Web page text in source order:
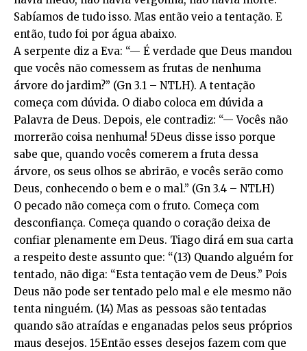
Sabíamos de tudo isso. Mas então veio a tentação. E
então, tudo foi por água abaixo.
A serpente diz a Eva: “— É verdade que Deus mandou
que vocês não comessem as frutas de nenhuma
árvore do jardim?” (Gn 3.1 – NTLH). A tentação
começa com dúvida. O diabo coloca em dúvida a
Palavra de Deus. Depois, ele contradiz: “— Vocês não
morrerão coisa nenhuma! 5Deus disse isso porque
sabe que, quando vocês comerem a fruta dessa
árvore, os seus olhos se abrirão, e vocês serão como
Deus, conhecendo o bem e o mal.” (Gn 3.4 – NTLH)
O pecado não começa com o fruto. Começa com
desconfiança. Começa quando o coração deixa de
confiar plenamente em Deus. Tiago dirá em sua carta
a respeito deste assunto que: “(13) Quando alguém for
tentado, não diga: “Esta tentação vem de Deus.” Pois
Deus não pode ser tentado pelo mal e ele mesmo não
tenta ninguém. (14) Mas as pessoas são tentadas
quando são atraídas e enganadas pelos seus próprios
maus desejos. 15Então esses desejos fazem com que